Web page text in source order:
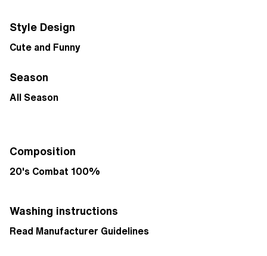
Style Design
Cute and Funny
Season
All Season
Composition
20's Combat 100%
Washing instructions
Read Manufacturer Guidelines